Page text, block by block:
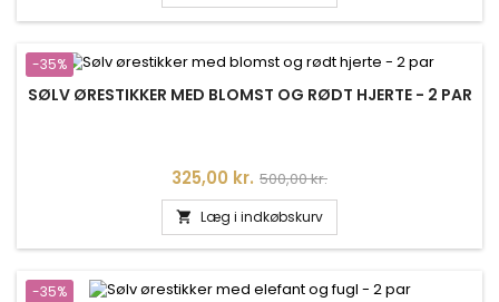
-35%
SØLV ØRESTIKKER MED BLOMST OG RØDT HJERTE - 2 PAR
Pris
325,00 kr. Normalpris
500,00 kr.
 Læg i indkøbskurv
-35%